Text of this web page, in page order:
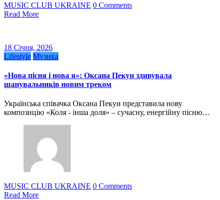
MUSIC CLUB UKRAINE 0 Comments
Read More
18 Січня, 2026
Lifestyle Музика
«Нова пісня і нова я»: Оксана Пекун здивувала
шанувальників новим треком
Українська співачка Оксана Пекун представила нову
композицію «Коля - інша доля» – сучасну, енергійну пісню…
MUSIC CLUB UKRAINE 0 Comments
Read More